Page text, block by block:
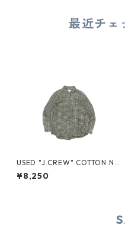
最近チェ
USED "J.CREW" COTTON NE
L SHIRT
¥8,250